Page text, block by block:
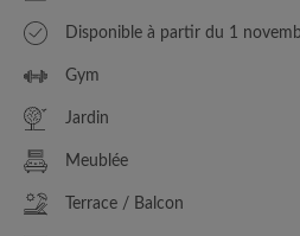
Disponible à partir du 1
Gym
Jardin
Meublée
Terrace / Balcon